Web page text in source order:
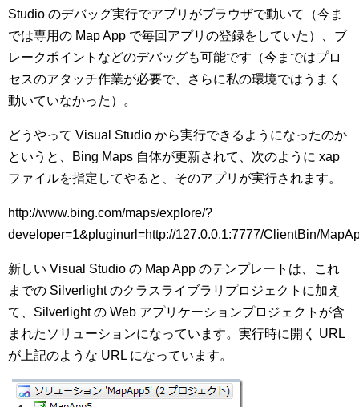
Studio のデバッグ実行でアプリがブラウザで動いて（今ま
では専用の Map App で毎回アプリの登録をしていた）、ブ
レークポイントなどのデバッグも可能です（今まではプロ
セスのアタッチ作業が必要で、さらに私の環境ではうまく
動いていなかった）。
どうやって Visual Studio から実行できるようになったのか
というと、Bing Maps 自体が更新されて、次のように xap
ファイルを指定してやると、そのアプリが実行されます。
http://www.bing.com/maps/explore/?
developer=1&pluginurl=http://127.0.0.1:7777/ClientBin/
新しい Visual Studio の Map App のテンプレートは、これ
までの Silverlight のクラスライブラリプロジェクトに加え
て、Silverlight の Web アプリケーションプロジェクトが含
まれたソリューションになっています。実行時に開く URL
が上記のような URL になっています。